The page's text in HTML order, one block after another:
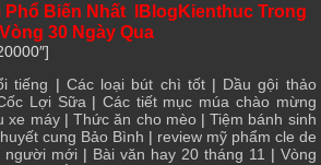
Phổ Biến Nhất IBlogKienthuc Trong
Vòng 30 Ngày Qua
tiếng | Các loại bút chì tốt| Dầu gội thảo
Lợi Sữa | Các tiết mục múa chào mừng
xe máy|Thức ăn cho mèo|Tiệm bánh sinh
cung Bảo Bình | review mỹ phẩm cle de
người mới| Bài văn hay 20 tháng 11 | Vòng